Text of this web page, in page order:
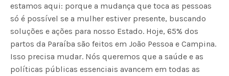
estamos aqui: porque a mudança que toca as pessoas
só é possível se a mulher estiver presente, buscando
soluções e ações para nosso Estado. Hoje, 65% dos
partos da Paraíba são feitos em João Pessoa e Campina.
Isso precisa mudar. Nós queremos que a saúde e as
políticas públicas essenciais avancem em todas as